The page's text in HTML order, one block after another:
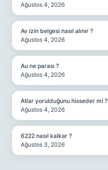
Ağustos 4, 2026
Av izin belgesi nasıl alınır ?
Ağustos 4, 2026
Au ne parası ?
Ağustos 4, 2026
Atlar yorulduğunu hisseder mi ?
Ağustos 4, 2026
6222 nasıl kalkar ?
Ağustos 3, 2026